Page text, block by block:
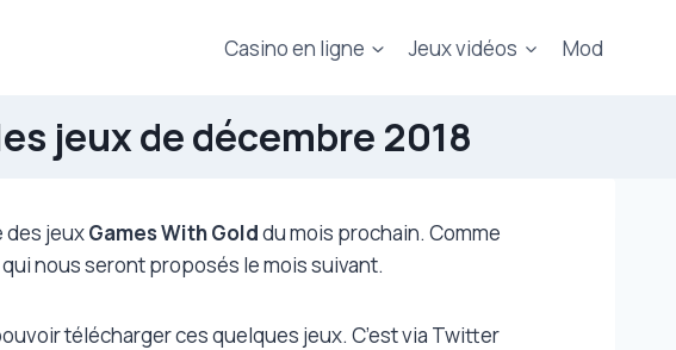
Casino en ligne Jeux vidéos Mod
jeux de décembre 2018
des jeuxGames With Golddu mois prochain. Comme
nous seront proposés le mois suivant.
télécharger ces quelques jeux. C’est via Twitter